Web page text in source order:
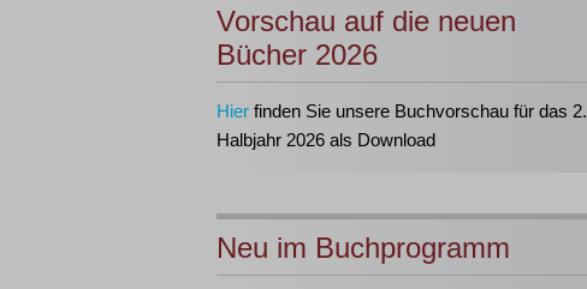
Vorschau auf die neuen
Bücher 2026
Hier finden Sie unsere Buchvorschau für das 2.
Halbjahr 2026 als Download
Neu im Buchprogramm